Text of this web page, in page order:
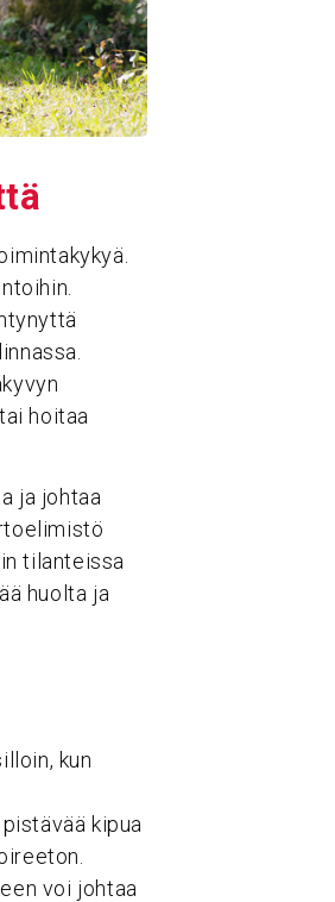
hoitaa
ja johtaa
tilanteissa
huolta ja
kun
kipua
voi johtaa